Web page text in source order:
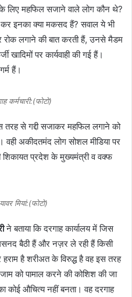
लिए महफिल सजाने वाले लोग कौन थे?
कर इनका क्या मकसद हैं? सवाल ये भी
रोक लगाने की बात करती हैं, उनसे मैडम
खादिमों पर कार्यवाही की गई हैं।
हैं।
कर्मचारी:(फोटो)
तरह से गद्दी सजाकर महफिल लगाने को
अकीदतमंद लोग सोशल मीडिया पर
शिकायत प्रदेश के मुख्यमंत्री व वक्फ
मियां:(फोटो)
ने बताया कि दरगाह कार्यालय में जिस
बैठी हैं और नज़र ले रही हैं किसी
है शरीअत के विरुद्ध है वह इस तरह
को पामाल करने की कोशिश की जा
कोई औचित्य नहीं बनता। वह दरगाह